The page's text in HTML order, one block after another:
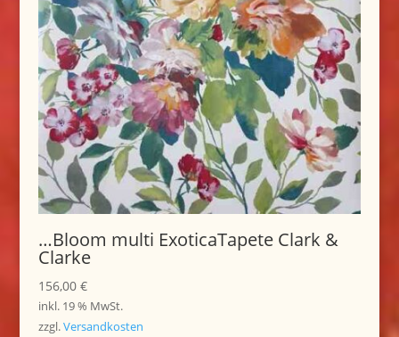
…Bloom multi ExoticaTapete Clark &
Clarke
156,00 €
inkl. 19 % MwSt.
zzgl.Versandkosten